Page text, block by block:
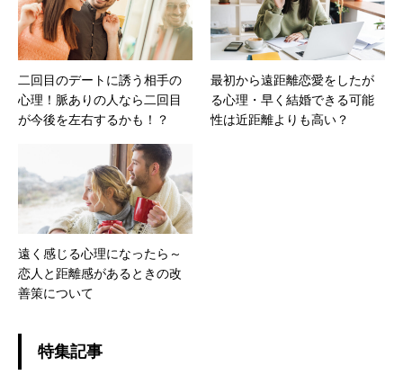
二回目のデートに誘う相手の
心理！脈ありの人なら二回目
が今後を左右するかも！？
最初から遠距離恋愛をしたが
る心理・早く結婚できる可能
性は近距離よりも高い？
遠く感じる心理になったら～
恋人と距離感があるときの改
善策について
特集記事